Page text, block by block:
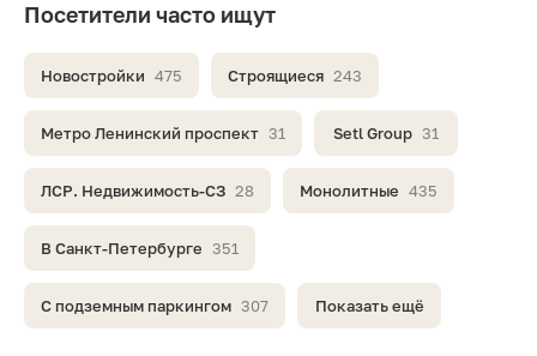
Посетители часто ищут
Новостройки 475 Строящиеся 243
Метро Ленинский проспект 31 Setl Group 31
ЛСР. Недвижимость-СЗ 28 Монолитные 435
В Санкт-Петербурге 351
С подземным паркингом 307 Показать ещё